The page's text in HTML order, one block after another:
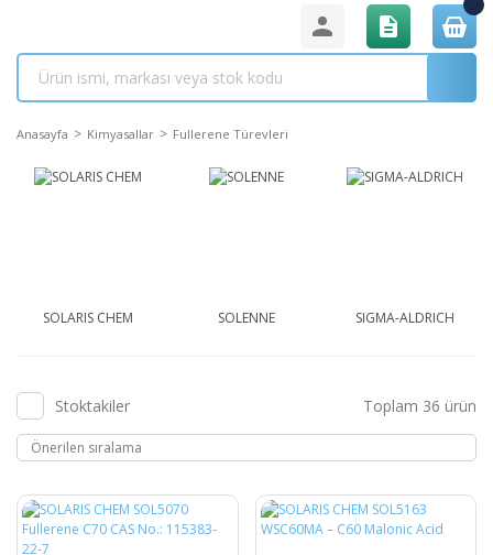
Anasayfa Kimyasallar Fullerene Türevleri
SOLARIS CHEM SOLENNE SIGMA-ALDRICH
Stoktakiler Toplam 36 ürün